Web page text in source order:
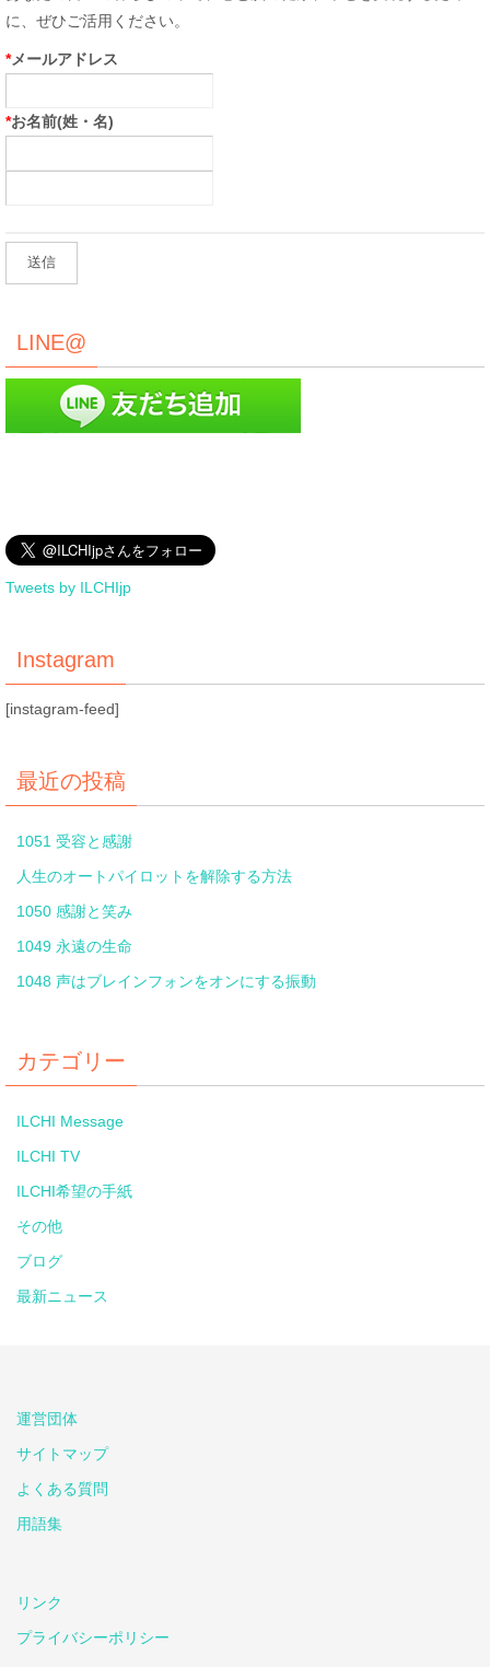
に、ぜひご活用ください。
*メールアドレス
*お名前(姓・名)
LINE@
Tweets by ILCHIjp
Instagram
[instagram-feed]
最近の投稿
1051 受容と感謝
人生のオートパイロットを解除する方法
1050 感謝と笑み
1049 永遠の生命
1048 声はブレインフォンをオンにする振動
カテゴリー
ILCHI Message
ILCHI TV
ILCHI希望の手紙
その他
ブログ
最新ニュース
運営団体
サイトマップ
よくある質問
用語集
リンク
プライバシーポリシー